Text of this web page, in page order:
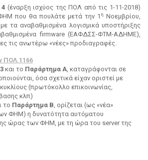
(έναρξη ισχύος της ΠΟΛ από τις 1-11-2018)
που θα πουλάτε μετά την 1 η Νοεμβρίου,
τα αναβαθμισμένα λογισμικά υποστήριξης
firmware (ΕΑΦΔΣΣ-ΦΤΜ-ΑΔΗΜΕ),
τις ανωτέρω «νέες» προδιαγραφές.
ΠΟΛ.1166
και το Παράρτημα Α, καταγράφονται σε
όσα σχετικά είχαν οριστεί με
(πρωτόκολλο επικοινωνίας,
κλπ)
το Παράρτημα Β, ορίζεται (ως «νέα»
ΦΗΜ) η δυνατότητα αυτόματου
ώρας των ΦΗΜ, με τη ώρα του server της